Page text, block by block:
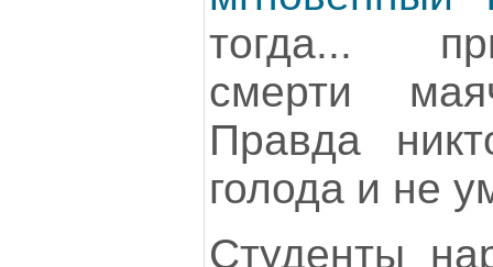
тогда...
смерти
Правда
голода и не
Студенты